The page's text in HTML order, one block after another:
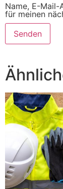
Name, E-Mail-
für meinen